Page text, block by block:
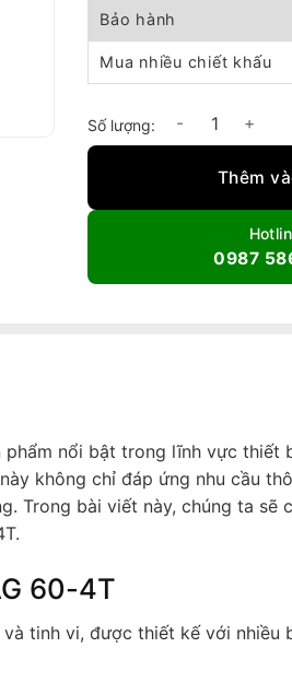
Bảo hành
Mua nhiều chiết khấu
Quạt thông gió tròn TAG
Thêm
0987
nổi bật trong lĩnh vực thiết
không chỉ đáp ứng nhu cầu
Trong bài viết này, chúng ta sẽ
60-4T
tinh vi, được thiết kế với nhiều